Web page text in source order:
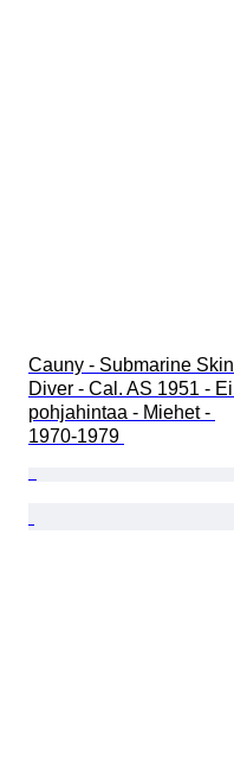
Cauny - Submarine Skin
Diver - Cal. AS 1951 - Ei
pohjahintaa - Miehet -
1970-1979